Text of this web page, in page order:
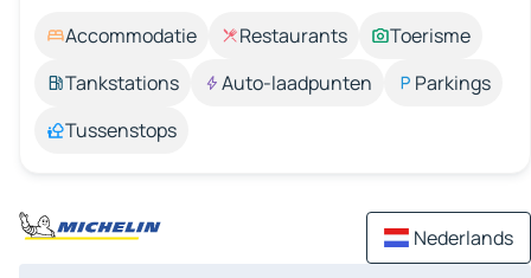
Accommodatie Restaurants
Toerisme
Tankstations
Auto-laadpunten
Parkings
Tussenstops
Nederlands